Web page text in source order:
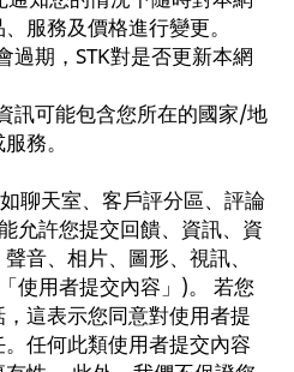
服務及價格進行變更。
過期，STK對是否更新本網
訊可能包含您所在的國家/地
務。
聊天室、客戶評分區、評論
允許您提交回饋、資訊、資
音、相片、圖形、視訊、
使用者提交內容」)。 若您
這表示您同意對使用者提
任何此類使用者提交內容